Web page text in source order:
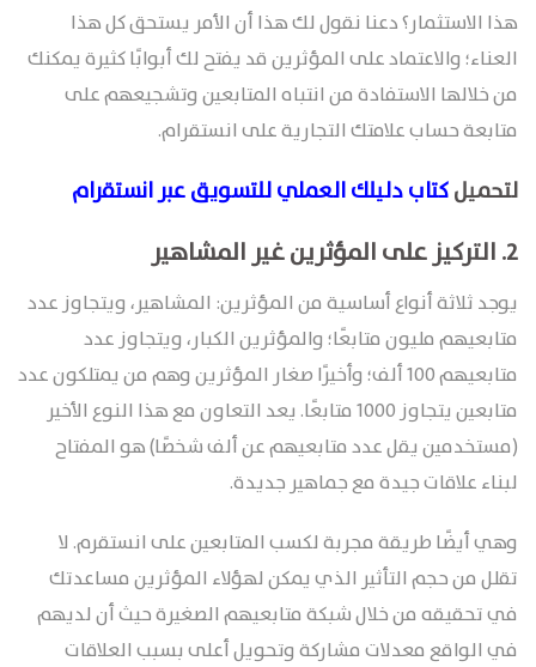
هذا الاستثمار؟ دعنا نقول لك هذا أن الأمر يستحق كل هذا
العناء؛ والاعتماد على المؤثرين قد يفتح لك أبوابًا كثيرة يمكنك
من خلالها الاستفادة من انتباه المتابعين وتشجيعهم على
متابعة حساب علامتك التجارية على انستقرام.
لتحميلكتاب دليلك العملي للتسويق عبر انستقرام
2. التركيز على المؤثرين غير المشاهير
يوجد ثلاثة أنواع أساسية من المؤثرين: المشاهير، ويتجاوز عدد
متابعيهم مليون متابعًا؛ والمؤثرين الكبار، ويتجاوز عدد
متابعيهم 100 ألف؛ وأخيرًا صغار المؤثرين وهم من يمتلكون عدد
متابعين يتجاوز 1000 متابعًا. يعد التعاون مع هذا النوع الأخير
(مستخدمين يقل عدد متابعيهم عن ألف شخصًا) هو المفتاح
لبناء علاقات جيدة مع جماهير جديدة.
وهي أيضًا طريقة مجربة لكسب المتابعين على انستقرم. لا
تقلل من حجم التأثير الذي يمكن لهؤلاء المؤثرين مساعدتك
في تحقيقه من خلال شبكة متابعيهم الصغيرة حيث أن لديهم
في الواقع معدلات مشاركة وتحويل أعلى بسبب العلاقات